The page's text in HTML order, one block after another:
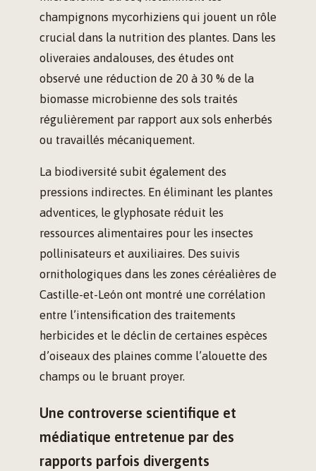
champignons mycorhiziens qui jouent un rôle
crucial dans la nutrition des plantes. Dans les
oliveraies andalouses, des études ont
observé une réduction de 20 à 30 % de la
biomasse microbienne des sols traités
régulièrement par rapport aux sols enherbés
ou travaillés mécaniquement.
La biodiversité subit également des
pressions indirectes. En éliminant les plantes
adventices, le glyphosate réduit les
ressources alimentaires pour les insectes
pollinisateurs et auxiliaires. Des suivis
ornithologiques dans les zones céréalières de
Castille-et-León ont montré une corrélation
entre l’intensification des traitements
herbicides et le déclin de certaines espèces
d’oiseaux des plaines comme l’alouette des
champs ou le bruant proyer.
Une controverse scientifique et
médiatique entretenue par des
rapports parfois divergents